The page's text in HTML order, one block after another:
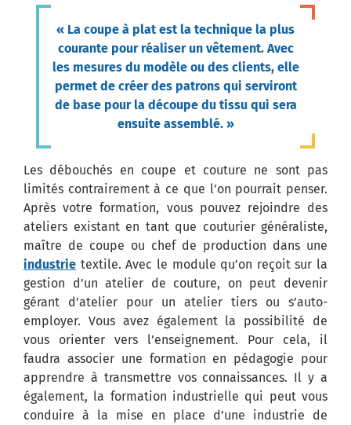
« La coupe à plat est la technique la plus
courante pour réaliser un vêtement. Avec
les mesures du modèle ou des clients, elle
permet de créer des patrons qui serviront
de base pour la découpe du tissu qui sera
ensuite assemblé. »
Les débouchés en coupe et couture ne sont pas
limités contrairement à ce que l’on pourrait penser.
Après votre formation, vous pouvez rejoindre des
ateliers existant en tant que couturier généraliste,
maître de coupe ou chef de production dans une
industrie textile. Avec le module qu’on reçoit sur la
gestion d’un atelier de couture, on peut devenir
gérant d’atelier pour un atelier tiers ou s’auto-
employer. Vous avez également la possibilité de
vous orienter vers l’enseignement. Pour cela, il
faudra associer une formation en pédagogie pour
apprendre à transmettre vos connaissances. Il y a
également, la formation industrielle qui peut vous
conduire à la mise en place d’une industrie de